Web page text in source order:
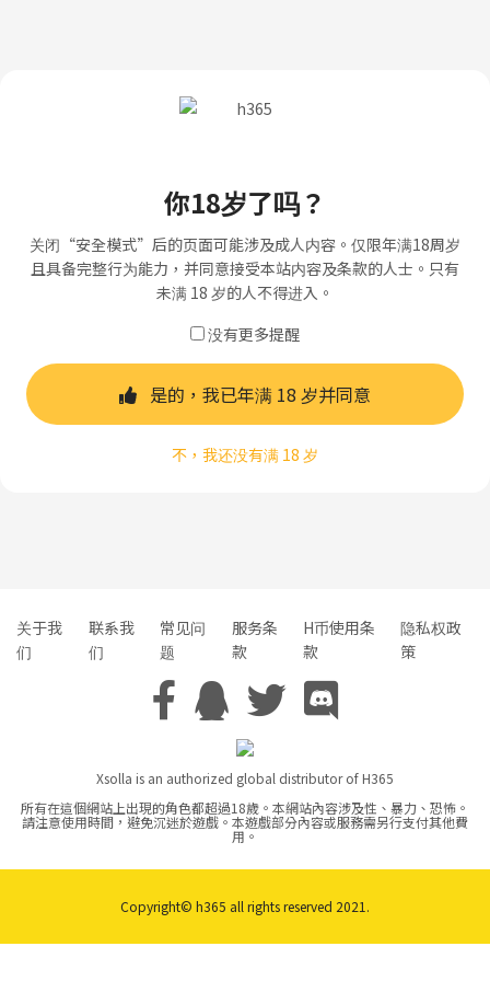
你18岁了吗？
关闭“安全模式”后的页面可能涉及成人内容。仅限年满18周岁
且具备完整行为能力，并同意接受本站内容及条款的人士。只有
未满 18 岁的人不得进入。
没有更多提醒
是的，我已年满 18 岁并同意
不，我还没有满 18 岁
关于我
们
联系我
们
常见问
题
服务条
款
H币使用条
款
隐私权政
策
Xsolla is an authorized global distributor of H365
所有在這個網站上出現的角色都超過18歲。本網站內容涉及性、暴力、恐怖。
請注意使用時間，避免沉迷於遊戲。本遊戲部分內容或服務需另行支付其他費
用。
Copyright© h365 all rights reserved 2021.